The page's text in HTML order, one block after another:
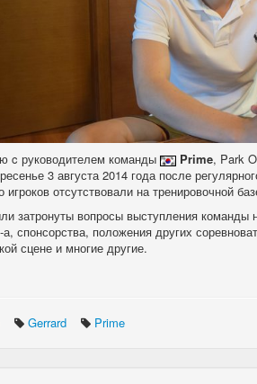
c руководителем команды Prime, Park
3 августа 2014 года после
игроков отсутствовали на тренировочной
затронуты вопросы выступления команды
-а, спонсорства, положения других
сцене и многие другие.
Gerrard Prime